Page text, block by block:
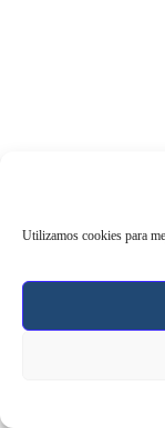
Utilizamos cookies para